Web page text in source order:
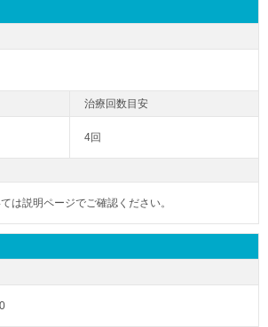
4回
は説明ページでご確認ください。